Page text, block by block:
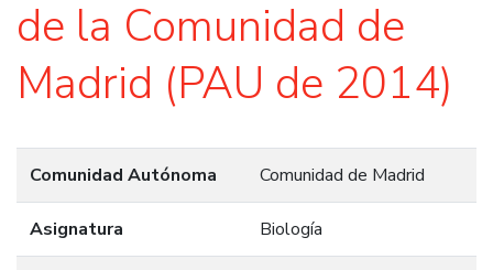
de la Comunidad de
Madrid (PAU de 2014)
Comunidad Autónoma Comunidad de Madrid
Asignatura Biología